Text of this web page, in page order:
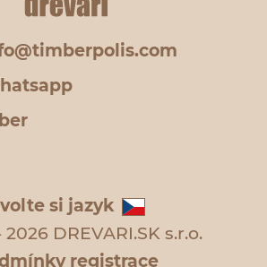
si jazyk
DREVARI.SK s.r.o.
registrace